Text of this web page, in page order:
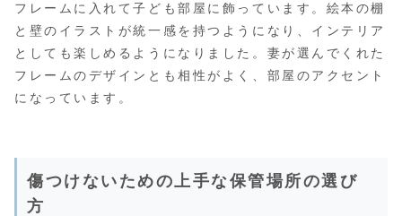
フレームに入れて子ども部屋に飾っています。絵本の棚
と壁のイラストが統一感を持つようになり、インテリア
としても楽しめるようになりました。妻が選んでくれた
フレームのデザインとも相性がよく、部屋のアクセント
になっています。
傷つけないための上手な保管場所の選び
方